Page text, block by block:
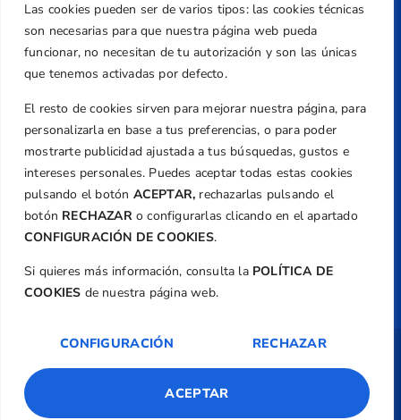
Las cookies pueden ser de varios tipos: las cookies técnicas
son necesarias para que nuestra página web pueda
funcionar, no necesitan de tu autorización y son las únicas
que tenemos activadas por defecto.
El resto de cookies sirven para mejorar nuestra página, para
personalizarla en base a tus preferencias, o para poder
mostrarte publicidad ajustada a tus búsquedas, gustos e
intereses personales. Puedes aceptar todas estas cookies
pulsando el botón ACEPTAR, rechazarlas pulsando el
botón RECHAZARo configurarlas clicando en el apartado
CONFIGURACIÓN DE COOKIES.
Si quieres más información, consulta la POLÍTICA DE
COOKIES de nuestra página web.
CONFIGURACIÓN RECHAZAR
ACEPTAR
+34 961 367 799
Email
federacion@golfcv.com
Aviso Legal
Política de Privacidad
Transparencia
Normativa
Federación
TecnoQuatre